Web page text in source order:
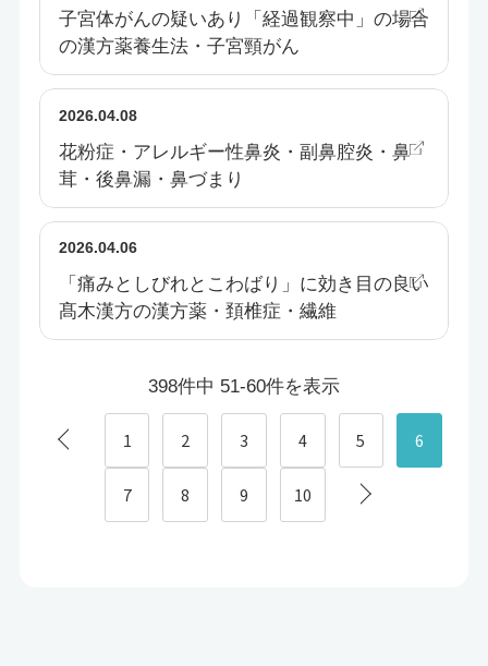
子宮体がんの疑いあり「経過観察中」の場合
の漢方薬養生法・子宮頸がん
2026.04.08
花粉症・アレルギー性鼻炎・副鼻腔炎・鼻
茸・後鼻漏・鼻づまり
2026.04.06
「痛みとしびれとこわばり」に効き目の良い
髙木漢方の漢方薬・頚椎症・繊維
398件中 51-60件を表示
1 2 3 4 5 6
7 8 9 10